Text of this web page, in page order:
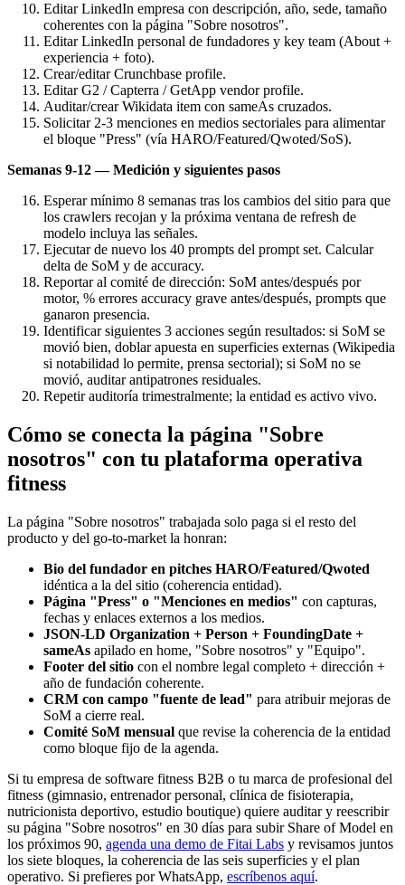
Editar LinkedIn empresa con descripción, año, sede, tamaño
coherentes con la página "Sobre nosotros".
Editar LinkedIn personal de fundadores y key team (About +
experiencia + foto).
Crear/editar Crunchbase profile.
Editar G2 / Capterra / GetApp vendor profile.
Auditar/crear Wikidata item con sameAs cruzados.
Solicitar 2-3 menciones en medios sectoriales para alimentar
el bloque "Press" (vía HARO/Featured/Qwoted/SoS).
Semanas 9-12 — Medición y siguientes pasos
Esperar mínimo 8 semanas tras los cambios del sitio para que
los crawlers recojan y la próxima ventana de refresh de
modelo incluya las señales.
Ejecutar de nuevo los 40 prompts del prompt set. Calcular
delta de SoM y de accuracy.
Reportar al comité de dirección: SoM antes/después por
motor, % errores accuracy grave antes/después, prompts que
ganaron presencia.
Identificar siguientes 3 acciones según resultados: si SoM se
movió bien, doblar apuesta en superficies externas (Wikipedia
si notabilidad lo permite, prensa sectorial); si SoM no se
movió, auditar antipatrones residuales.
Repetir auditoría trimestralmente; la entidad es activo vivo.
Cómo se conecta la página "Sobre
nosotros" con tu plataforma operativa
fitness
La página "Sobre nosotros" trabajada solo paga si el resto del
producto y del go-to-market la honran:
Bio del fundador en pitches HARO/Featured/Qwoted
idéntica a la del sitio (coherencia entidad).
Página "Press" o "Menciones en medios" con capturas,
fechas y enlaces externos a los medios.
JSON-LD Organization + Person + FoundingDate +
sameAs apilado en home, "Sobre nosotros" y "Equipo".
Footer del sitio con el nombre legal completo + dirección +
año de fundación coherente.
CRM con campo "fuente de lead" para atribuir mejoras de
SoM a cierre real.
Comité SoM mensual que revise la coherencia de la entidad
como bloque fijo de la agenda.
Si tu empresa de software fitness B2B o tu marca de profesional del
fitness (gimnasio, entrenador personal, clínica de fisioterapia,
nutricionista deportivo, estudio boutique) quiere auditar y reescribir
su página "Sobre nosotros" en 30 días para subir Share of Model en
los próximos 90, agenda una demo de Fitai Labs y revisamos juntos
los siete bloques, la coherencia de las seis superficies y el plan
operativo. Si prefieres por WhatsApp, escríbenos aquí.